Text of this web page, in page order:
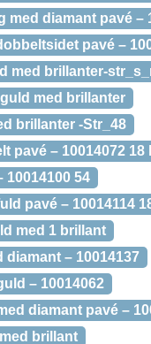
diamant pavé –
pavé –
med brillanter-
med brillanter
brillanter -Str_48
pavé – 10014072 18
54
pavé – 10014114
med 1 brillant
– 10014137
– 10014062
diamant pavé –
brillant